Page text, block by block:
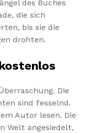
des Buches
die sich
bis sie die
drohten.
Die
sind fesselnd.
Autor lesen. Die
Welt angesiedelt,